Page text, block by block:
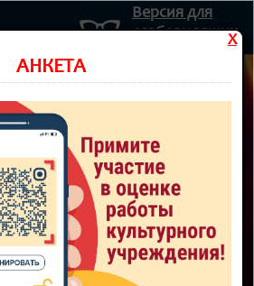
Версия для
слабовидящих
культуры Новосибирской области
ОБЛАСТНОЙ
КУКОЛ
X
АНКЕТА